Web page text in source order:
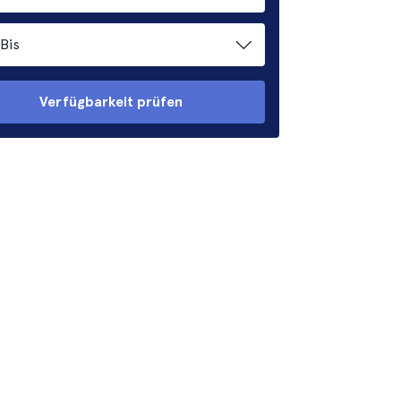
Bis
Verfügbarkeit prüfen